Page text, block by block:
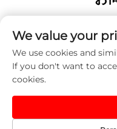
電話番号：+86-
メールアドレス：
著作権 © 2025 中国 セン
テクノロジー株式会社
ラ
We value your
We use cookies and
If you don't want to
cookies.